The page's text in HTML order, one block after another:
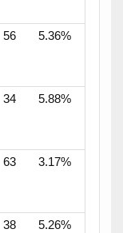
56 5.36%
34 5.88%
63 3.17%
38 5.26%